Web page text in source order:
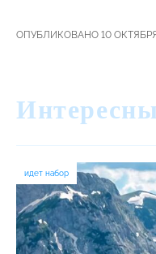
ОПУБЛИКОВАНО 10
идет набор